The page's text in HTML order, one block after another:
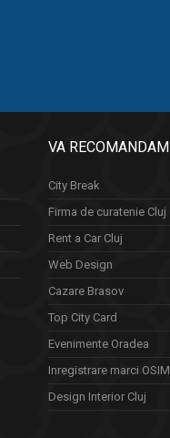
VA RECOMANDAM
City Break
Firma de curatenie Cluj
Rent a Car Cluj
Web Design
Cazare Brasov
Top City Card
Evenimente Oradea
Inregistrare marci OSIM
Design Interior Cluj